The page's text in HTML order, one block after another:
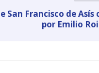
San Francisco de
por Emilio